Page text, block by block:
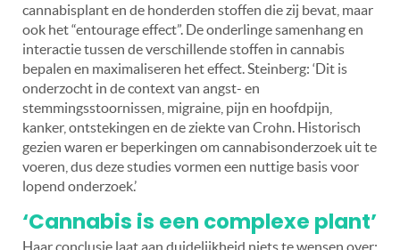
cannabisplant en de honderden stoffen die zij bevat, maar
ook het “entourage effect”. De onderlinge samenhang en
interactie tussen de verschillende stoffen in cannabis
bepalen en maximaliseren het effect. Steinberg: ‘Dit is
onderzocht in de context van angst- en
stemmingsstoornissen, migraine, pijn en hoofdpijn,
kanker, ontstekingen en de ziekte van Crohn. Historisch
gezien waren er beperkingen om cannabisonderzoek uit te
voeren, dus deze studies vormen een nuttige basis voor
lopend onderzoek.’
‘Cannabis is een complexe plant’
Haar conclusie laat aan duidelijkheid niets te wensen over: